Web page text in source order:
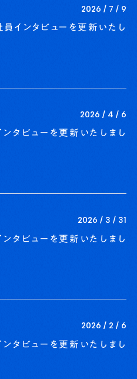
2026 / 7 / 9
員インタビューを更新いたし
2026 / 4 / 6
ンタビューを更新いたしまし
2026 / 3 / 31
ンタビューを更新いたしまし
2026 / 2 / 6
ンタビューを更新いたしまし